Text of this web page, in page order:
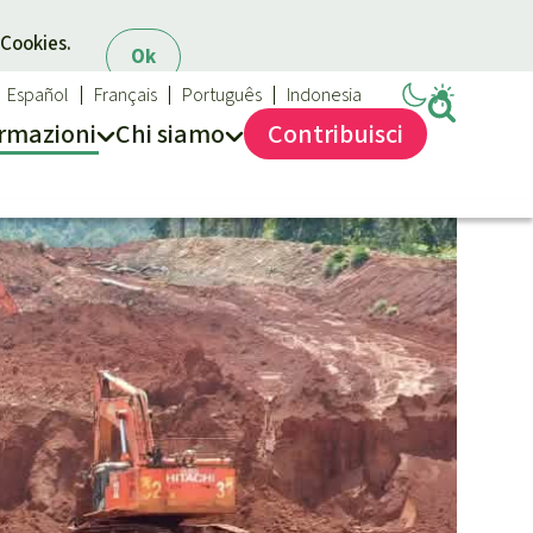
Ok
rmazioni Chi siamo
Salviamo la Foresta
Chi siamo
40 anni di Salviamo la Foresta
Contattaci
Trasparenza
Sede legale
Español Français Português Indonesia
Contribuisci
Massimo impegno per